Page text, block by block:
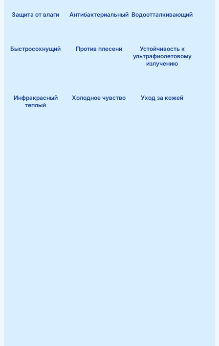
Защита от влаги Антибактериальный Водоотталкивающий
Быстросохнущий Против плесени
Устойчивость к
ультрафиолетовому
излучению
Инфракрасный
теплый
Холодное чувство Уход за кожей